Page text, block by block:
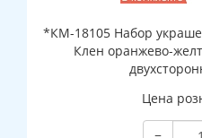
*КМ-18105 Набор
Клен оранжево-
Цена